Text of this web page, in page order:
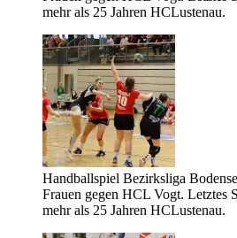
mehr als 25 Jahren HCLustenau.
Handballspiel Bezirksliga
Frauen gegen HCL Vogt. Letztes
mehr als 25 Jahren HCLustenau.